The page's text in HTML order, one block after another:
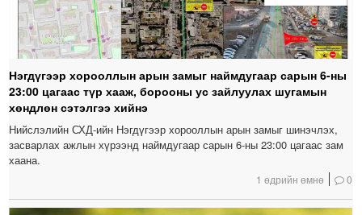
Нэгдүгээр хорооллын арын замыг наймдугаар сарын 6-ны
23:00 цагаас түр хааж, борооны ус зайлуулах шугамын
хөндлөн сэтэлгээ хийнэ
Нийслэлийн СХД-ийн Нэгдүгээр хорооллын арын замыг шинэчлэх,
засварлах ажлын хүрээнд наймдугаар сарын 6-ны 23:00 цагаас зам
хаана.
1 өдрийн өмнө 0